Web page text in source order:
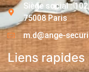
Siège social :
75008 Paris
m.d@ange-
Liens rapides